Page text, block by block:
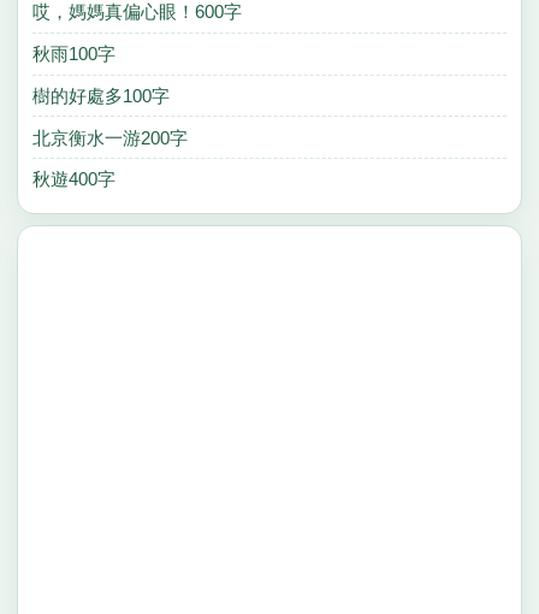
哎，媽媽真偏心眼！600字
秋雨100字
樹的好處多100字
北京衡水一游200字
秋遊400字